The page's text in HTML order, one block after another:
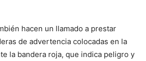
hacen un llamado a prestar
de advertencia colocadas en la
la bandera roja, que indica peligro y